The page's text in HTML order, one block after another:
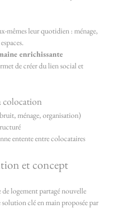
mêmes leur quotidien : ménage,
enrichissante
de créer du lien social et
colocation
ménage, organisation)
entente entre colocataires
et concept
logement partagé nouvelle
solution clé en main proposée par